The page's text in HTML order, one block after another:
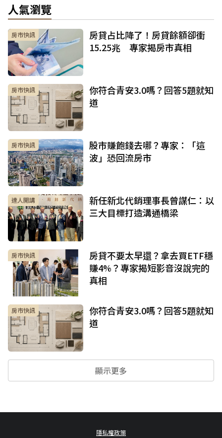
人氣瀏覽
房市快訊
房貸占比降了！房貸餘額卻衝
15.25兆 專家揭房市真相
房市快訊
你符合青安3.0嗎？回答5題就知
道
房市快訊
股市賺飽錢去哪？專家：「這
波」恐回流房市
達人開講
新任新北代銷理事長曾謀仁：以
三大目標打造溝通橋梁
房市快訊
房貸不要太早還？拿去買ETF穩
賺4%？專家揭短影音沒說完的
真相
房市快訊
你符合青安3.0嗎？回答5題就知
道
顯示更多
隱私權政策